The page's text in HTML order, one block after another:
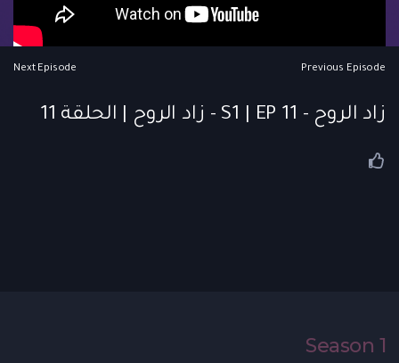
Previous Episode
Next Episode
زاد الروح - S1 | EP 11 - زاد الروح | الحلقة 11
Season 1